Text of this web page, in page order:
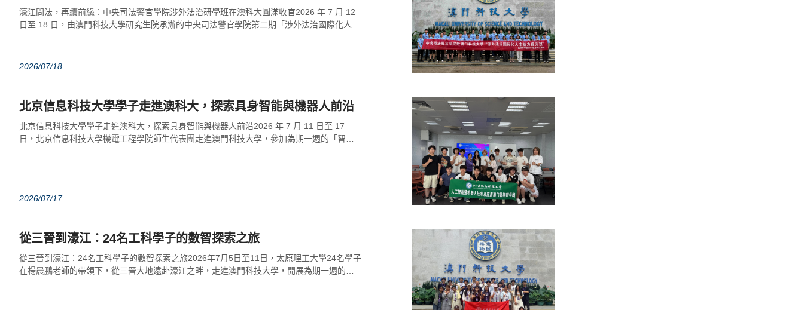
濠江問法，再續前緣：中央司法警官學院涉外法治研學班在澳科大圓滿收官2026 年 7 月 12
日至 18 日，由澳門科技大學研究生院承辦的中央司法警官學院第二期「涉外法治國際化人才
2026/07/18
北京信息科技大學學子走進澳科大，探索具身智能與機器人前沿
北京信息科技大學學子走進澳科大，探索具身智能與機器人前沿2026 年 7 月 11 日至 17
日，北京信息科技大學機電工程學院師生代表團走進澳門科技大學，參加為期一週的「智能
2026/07/17
從三晉到濠江：24名工科學子的數智探索之旅
從三晉到濠江：24名工科學子的數智探索之旅2026年7月5日至11日，太原理工大學24名學子
在楊晨鵬老師的帶領下，從三晉大地遠赴濠江之畔，走進澳門科技大學，開展為期一週的